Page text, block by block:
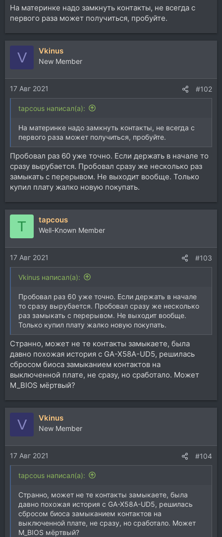
ничего при замыкании. Задержать кнопку тоже
пробовал не помогает. Что можно сделать? Позвонил
На материнке надо замкнуть контакты, не всегда с
первого раза может получиться, пробуйте.
V Vkinus
New Member
17 Авг 2021 #102
tapcous написал(а):
На материнке надо замкнуть контакты, не всегда с
первого раза может получиться, пробуйте.
Пробовал раз 60 уже точно. Если держать в начале то
сразу вырубается. Пробовал сразу же несколько раз
замыкать с перерывом. Не выходит вообще. Только
купил плату жалко новую покупать.
T tapcous
Well-Known Member
17 Авг 2021 #103
Vkinus написал(а):
Пробовал раз 60 уже точно. Если держать в начале
то сразу вырубается. Пробовал сразу же несколько
раз замыкать с перерывом. Не выходит вообще.
Только купил плату жалко новую покупать.
Странно, может не те контакты замыкаете, была
давно похожая история с GA-X58A-UD5, решилась
сбросом биоса замыканием контактов на
выключенной плате, не сразу, но сработало. Может
M_BIOS мёртвый?
V Vkinus
New Member
17 Авг 2021 #104
tapcous написал(а):
Странно, может не те контакты замыкаете, была
давно похожая история с GA-X58A-UD5, решилась
сбросом биоса замыканием контактов на
выключенной плате, не сразу, но сработало. Может
M_BIOS мёртвый?